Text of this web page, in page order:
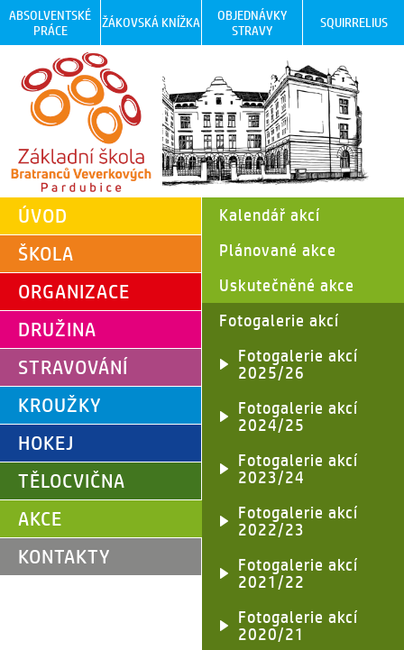
ABSOLVENTSKÉ
PRÁCE
ŽÁKOVSKÁ KNÍŽKA
OBJEDNÁVKY
STRAVY
SQUIRRELIUS
ÚVOD
ŠKOLA
ORGANIZACE
DRUŽINA
STRAVOVÁNÍ
KROUŽKY
HOKEJ
TĚLOCVIČNA
AKCE
KONTAKTY
Kalendář akcí
Plánované akce
Uskutečněné akce
Fotogalerie akcí
Fotogalerie akcí
2025/26
Fotogalerie akcí
2024/25
Fotogalerie akcí
2023/24
Fotogalerie akcí
2022/23
Fotogalerie akcí
2021/22
Fotogalerie akcí
2020/21